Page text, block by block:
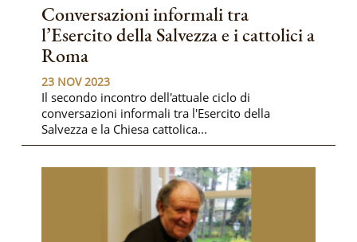
Conversazioni informali tra
l’Esercito della Salvezza e i cattolici a
Roma
23 NOV 2023
Il secondo incontro dell'attuale ciclo di
conversazioni informali tra l'Esercito della
Salvezza e la Chiesa cattolica...